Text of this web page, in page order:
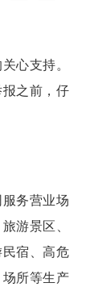
心支持。
之前，仔
务营业场
游景区、
宿、高危
所等生产